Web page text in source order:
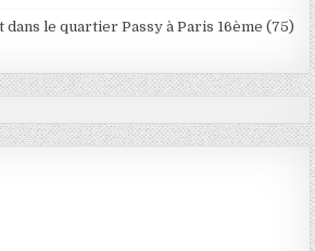
le quartier Passy à Paris 16ème (75)